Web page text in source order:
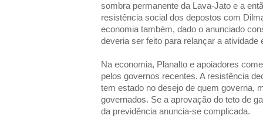
sombra permanente da Lava-Jato e a
resistência social dos depostos com
economia também, dado o anunciado
deveria ser feito para relançar a atividade
Na economia, Planalto e apoiadores
pelos governos recentes. A resistência
tem estado no desejo de quem governa,
governados. Se a aprovação do teto de
da previdência anuncia-se complicada.